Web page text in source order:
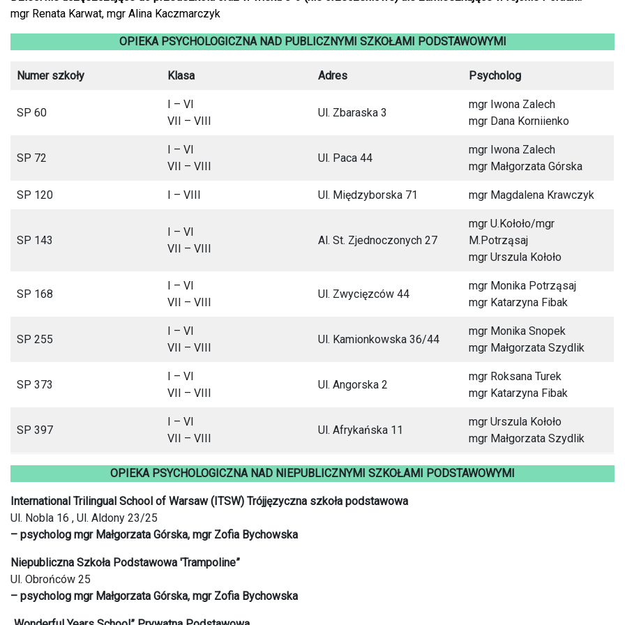
mgr Renata Karwat, mgr Alina Kaczmarczyk
OPIEKA PSYCHOLOGICZNA NAD PUBLICZNYMI SZKOŁAMI PODSTAWOWYMI
Numer szkoły Klasa Adres Psycholog
SP 60
I – VI
VII – VIII
Ul. Zbaraska 3
mgr Iwona Zalech
mgr Dana Korniienko
SP 72
I – VI
VII – VIII
Ul. Paca 44
mgr Iwona Zalech
mgr Małgorzata Górska
SP 120 I – VIII Ul. Międzyborska 71 mgr Magdalena Krawczyk
SP 143
I – VI
VII – VIII
Al. St. Zjednoczonych 27
mgr U.Kołoło/mgr
M.Potrząsaj
mgr Urszula Kołoło
SP 168
I – VI
VII – VIII
Ul. Zwycięzców 44
mgr Monika Potrząsaj
mgr Katarzyna Fibak
SP 255
I – VI
VII – VIII
Ul. Kamionkowska 36/44
mgr Monika Snopek
mgr Małgorzata Szydlik
SP 373
I – VI
VII – VIII
Ul. Angorska 2
mgr Roksana Turek
mgr Katarzyna Fibak
SP 397
I – VI
VII – VIII
Ul. Afrykańska 11
mgr Urszula Kołoło
mgr Małgorzata Szydlik
OPIEKA PSYCHOLOGICZNA NAD NIEPUBLICZNYMI SZKOŁAMI PODSTAWOWYMI
International Trilingual School of Warsaw (ITSW) Trójjęzyczna szkoła podstawowa
Ul. Nobla 16 , Ul. Aldony 23/25
– psycholog mgr Małgorzata Górska, mgr Zofia Bychowska
Niepubliczna Szkoła Podstawowa 'Trampoline”
Ul. Obrońców 25
– psycholog mgr Małgorzata Górska, mgr Zofia Bychowska